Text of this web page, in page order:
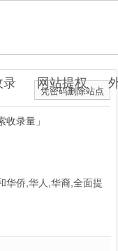
录 网站提权
凭密码删除站点
收录量」
华侨,华人,华裔,全面提